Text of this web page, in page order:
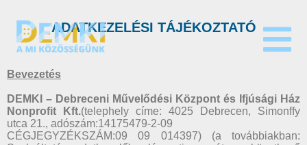
ADATKEZELÉSI TÁJÉKOZTATÓ
Bevezetés
DEMKI – Debreceni Művelődési Központ és Ifjúsági Ház
Nonprofit Kft.(telephely címe: 4025 Debrecen, Simonffy
utca 21., adószám:14175479-2-09
CÉGJEGYZÉKSZÁM:09 09 014397)
(a továbbiakban: